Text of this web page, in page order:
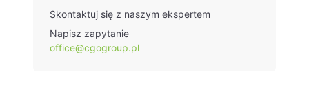
Skontaktuj się z naszym ekspertem
Napisz zapytanie
office@cgogroup.pl